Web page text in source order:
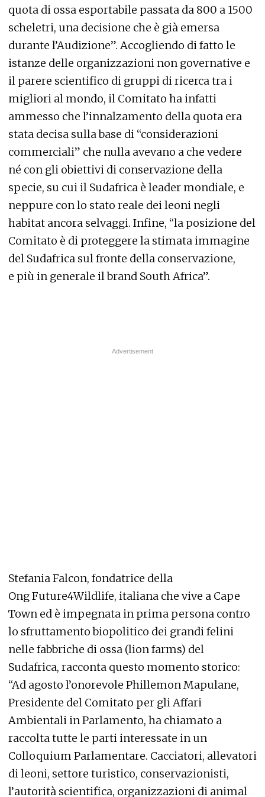
quota di ossa esportabile passata da 800 a 1500
scheletri, una decisione che è già emersa
durante l’Audizione”. Accogliendo di fatto le
istanze delle organizzazioni non governative e
il parere scientifico di gruppi di ricerca tra i
migliori al mondo, il Comitato ha infatti
ammesso che l’innalzamento della quota era
stata decisa sulla base di “considerazioni
commerciali” che nulla avevano a che vedere
né con gli obiettivi di conservazione della
specie, su cui il Sudafrica è leader mondiale, e
neppure con lo stato reale dei leoni negli
habitat ancora selvaggi. Infine, “la posizione del
Comitato è di proteggere la stimata immagine
del Sudafrica sul fronte della conservazione,
e più in generale ilbrand South Africa”.
Stefania Falcon, fondatrice della
OngFuture4Wildlife, italiana che vive a Cape
Town ed è impegnata in prima persona contro
lo sfruttamento biopolitico dei grandi felini
nelle fabbriche di ossa (lion farms) del
Sudafrica, racconta questo momento storico:
“Ad agosto l’onorevole Phillemon Mapulane,
Presidente del Comitato per gli Affari
Ambientali in Parlamento, ha chiamato a
raccolta tutte le parti interessate in un
Colloquium Parlamentare. Cacciatori, allevatori
di leoni, settore turistico, conservazionisti,
l’autorità scientifica, organizzazioni di animal